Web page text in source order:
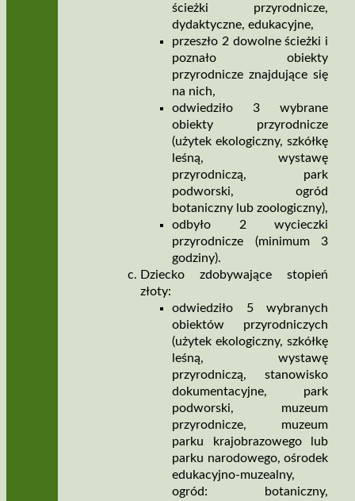
ścieżki przyrodnicze,
dydaktyczne, edukacyjne,
przeszło 2 dowolne ścieżki i
poznało obiekty
przyrodnicze znajdujące się
na nich,
odwiedziło 3 wybrane
obiekty przyrodnicze
(użytek ekologiczny, szkółkę
leśną, wystawę
przyrodniczą, park
podworski, ogród
botaniczny lub zoologiczny),
odbyło 2 wycieczki
przyrodnicze (minimum 3
godziny).
Dziecko zdobywające stopień
złoty:
odwiedziło 5 wybranych
obiektów przyrodniczych
(użytek ekologiczny, szkółkę
leśną, wystawę
przyrodniczą, stanowisko
dokumentacyjne, park
podworski, muzeum
przyrodnicze, muzeum
parku krajobrazowego lub
parku narodowego, ośrodek
edukacyjno-muzealny,
ogród: botaniczny,